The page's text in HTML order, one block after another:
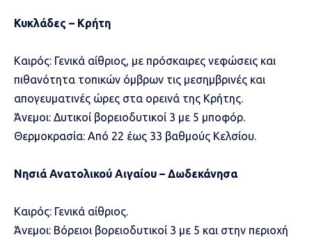
Κυκλάδες – Κρήτη
Καιρός: Γενικά αίθριος, με πρόσκαιρες νεφώσεις και
πιθανότητα τοπικών όμβρων τις μεσημβρινές και
απογευματινές ώρες στα ορεινά της Κρήτης.
Άνεμοι: Δυτικοί βορειοδυτικοί 3 με 5 μποφόρ.
Θερμοκρασία: Από 22 έως 33 βαθμούς Κελσίου.
Νησιά Ανατολικού Αιγαίου – Δωδεκάνησα
Καιρός: Γενικά αίθριος.
Άνεμοι: Βόρειοι βορειοδυτικοί 3 με 5 και στην περιοχή